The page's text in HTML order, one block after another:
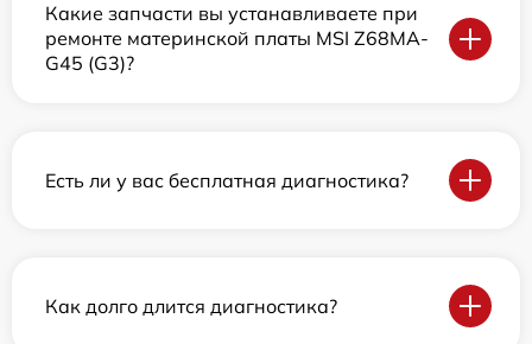
Какие запчасти вы устанавливаете при
ремонте материнской платы MSI Z68MA-
G45 (G3)?
Есть ли у вас бесплатная диагностика?
Как долго длится диагностика?